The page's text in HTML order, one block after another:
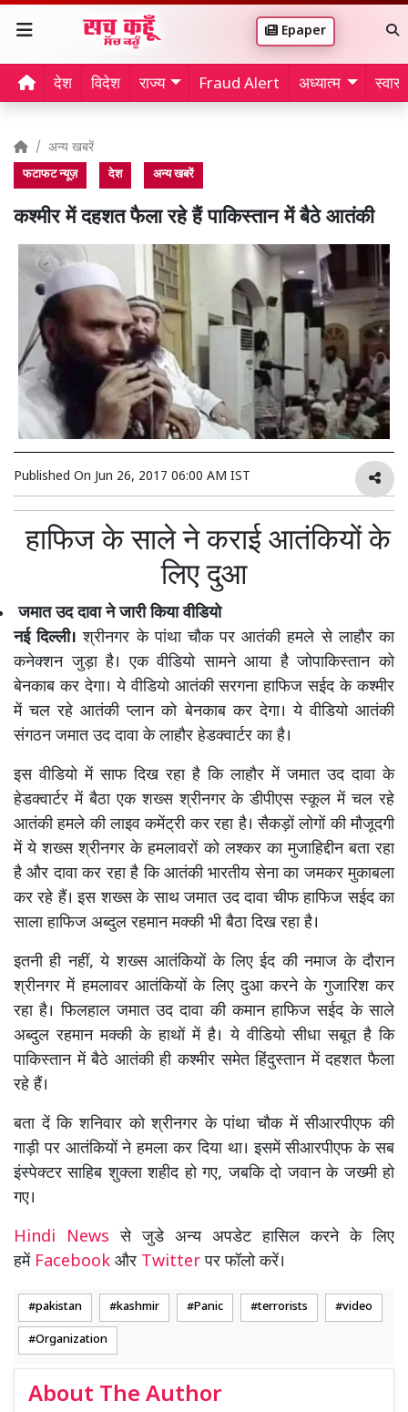
Epaper
देश विदेश राज्य Fraud Alert अध्यात्म
अन्य खबरें
फटाफट न्यूज़ देश अन्य खबरें
कश्मीर में दहशत फैला रहे हैं पाकिस्तान में बैठे आतंकी
Published On Jun 26, 2017 06:00 AM IST
हाफिज के साले ने कराई आतंकियों के
लिए दुआ
जमात उद दावा ने जारी किया वीडियो
नई दिल्ली। श्रीनगर के पांथा चौक पर आतंकी हमले से लाहौर का
कनेक्शन जुड़ा है। एक वीडियो सामने आया है जोपाकिस्तान को
बेनकाब कर देगा। ये वीडियो आतंकी सरगना हाफिज सईद के कश्मीर
में चल रहे आतंकी प्लान को बेनकाब कर देगा। ये वीडियो आतंकी
संगठन जमात उद दावा के लाहौर हेडक्वार्टर का है।
इस वीडियो में साफ दिख रहा है कि लाहौर में जमात उद दावा के
हेडक्वार्टर में बैठा एक शख्स श्रीनगर के डीपीएस स्कूल में चल रहे
आतंकी हमले की लाइव कमेंट्री कर रहा है। सैकड़ों लोगों की मौजूदगी
में ये शख्स श्रीनगर के हमलावरों को लश्कर का मुजाहिद्दीन बता रहा
है और दावा कर रहा है कि आतंकी भारतीय सेना का जमकर मुकाबला
कर रहे हैं। इस शख्स के साथ जमात उद दावा चीफ हाफिज सईद का
साला हाफिज अब्दुल रहमान मक्की भी बैठा दिख रहा है।
इतनी ही नहीं, ये शख्स आतंकियों के लिए ईद की नमाज के दौरान
श्रीनगर में हमलावर आतंकियों के लिए दुआ करने के गुजारिश कर
रहा है। फिलहाल जमात उद दावा की कमान हाफिज सईद के साले
अब्दुल रहमान मक्की के हाथों में है। ये वीडियो सीधा सबूत है कि
पाकिस्तान में बैठे आतंकी ही कश्मीर समेत हिंदुस्तान में दहशत फैला
रहे हैं।
बता दें कि शनिवार को श्रीनगर के पांथा चौक में सीआरपीएफ की
गाड़ी पर आतंकियों ने हमला कर दिया था। इसमें सीआरपीएफ के सब
इंस्पेक्टर साहिब शुक्ला शहीद हो गए, जबकि दो जवान के जख्मी हो
गए।
Hindi Newsसे जुडे अन्य अपडेट हासिल करने के लिए
हमें Facebook और Twitterपर फॉलो करें।
pakistan kashmir Panic terrorists video
Organization
About The Author